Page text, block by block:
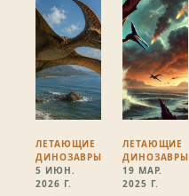
ЛЕТАЮЩИЕ
ДИНОЗАВРЫ
5 ИЮН.
2026 Г.
ЛЕТАЮЩИЕ
ДИНОЗАВРЫ
19 МАР.
2025 Г.